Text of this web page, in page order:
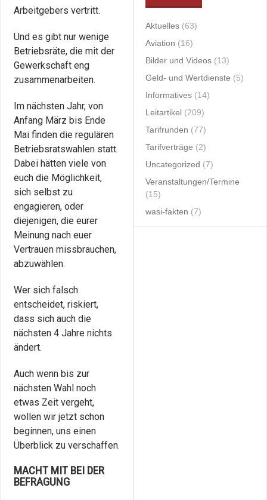
Arbeitgebers vertritt.
Und es gibt nur wenige
Betriebsräte, die mit der
Gewerkschaft eng
zusammenarbeiten.
Im nächsten Jahr, von
Anfang März bis Ende
Mai finden die regulären
Betriebsratswahlen statt.
Dabei hätten viele von
euch die Möglichkeit,
sich selbst zu
engagieren, oder
diejenigen, die eurer
Meinung nach euer
Vertrauen missbrauchen,
abzuwählen.
Wer sich falsch
entscheidet, riskiert,
dass sich auch die
nächsten 4 Jahre nichts
ändert.
Auch wenn bis zur
nächsten Wahl noch
etwas Zeit vergeht,
wollen wir jetzt schon
beginnen, uns einen
Überblick zu verschaffen.
MACHT MIT BEI DER
BEFRAGUNG
Aktuelles (63)
Aviation (16)
Bilder und Videos (13)
Geld- und Wertdienste (5)
Informatives (14)
Leitartikel (209)
Tarifrunden (77)
Tarifverträge (2)
Uncategorized (7)
Veranstaltungen/Termine
(15)
wasi-fakten (7)